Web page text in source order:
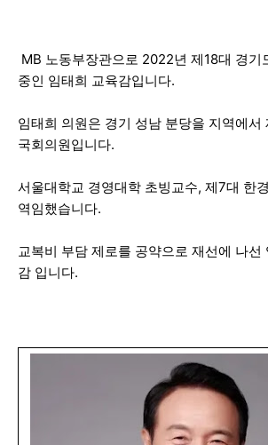
MB 노동부장관으로 2022년 제18대 경기
중인 임태희 교육감입니다.
임태희 의원은 경기 성남 분당을 지역에서
국회의원입니다.
서울대학교 경영대학 초빙교수, 제7대 한
역임했습니다.
교복비 부담 제로를 공약으로 재선에 나선
감 입니다.